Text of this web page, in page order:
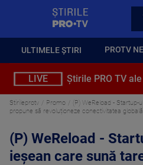
ULTIMELE ȘTIRI PROTV
LIVE Știrile PRO TV
Stirileprotv Promo
(P) WeReload -
propune să revoluționeze conectivitatea globală
(P) WeReload -
ieșean care sună